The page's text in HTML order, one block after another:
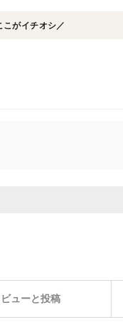
こがイチオシ／
ビューと投稿